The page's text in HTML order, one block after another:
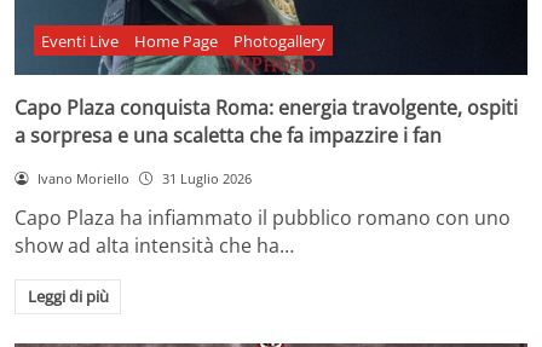
Eventi Live Home Page Photogallery
Capo Plaza conquista Roma: energia travolgente, ospiti
a sorpresa e una scaletta che fa impazzire i fan
Ivano Moriello 31 Luglio 2026
Capo Plaza ha infiammato il pubblico romano con uno
show ad alta intensità che ha…
Leggi di più